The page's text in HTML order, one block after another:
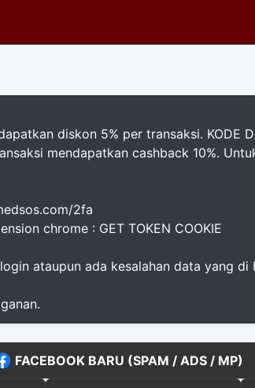
diskon 5% per transaksi. KODE
mendapatkan cashback 10%.
2fa
chrome : GET TOKEN COOKIE
ataupun ada kesalahan data yang di
FACEBOOK BARU (SPAM / ADS / MP)